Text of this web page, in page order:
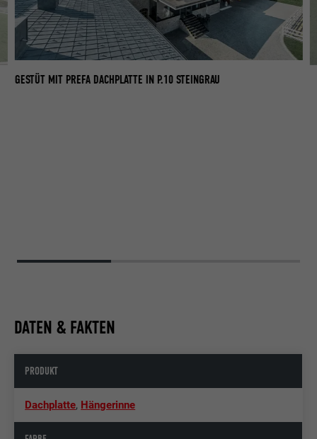
GESTÜT MIT PREFA DACHPLATTE IN P.10 STEINGRAU
DATEN & FAKTEN
PRODUKT
Dachplatte, Hängerinne